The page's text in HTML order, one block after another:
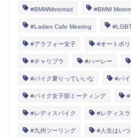
#BMWMotorrad #BMW
#Ladies Cafe Meeting
#アラフォー女子 #オートポリ
#チャリブラ #ハーレー
#バイク乗りっていいな #バ
#バイク女子部ミーティング #
#レディスバイク #レディス
#九州ツーリング #人生はい